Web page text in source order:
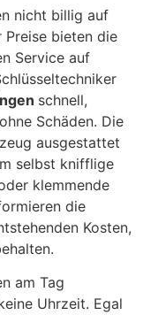
nicht billig auf
bieten die
Service auf
schnell,
Schäden. Die
ausgestattet
selbst knifflige
klemmende
die
Kosten,
am Tag
Uhrzeit. Egal